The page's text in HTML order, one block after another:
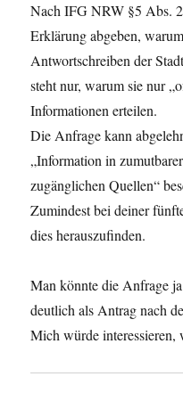
Nach IFG NRW §5 Abs.
Erklärung abgeben,
Antwortschreiben der
steht nur, warum sie nur
Informationen erteilen.
Die Anfrage kann
„Information in
zugänglichen Quellen“
Zumindest bei deiner
dies herauszufinden.
Man könnte die Anfrage
deutlich als Antrag nach
Mich würde interessieren,